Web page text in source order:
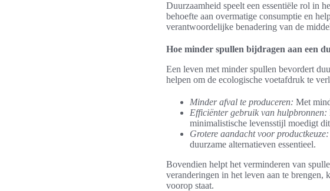
Duurzaamheid speelt een essentiële rol in
behoefte aan overmatige consumptie en
verantwoordelijke benadering van de
Hoe minder spullen bijdragen aan een
Een leven met minder spullen bevordert
helpen om de ecologische voetafdruk te
Minder afval te produceren: Met
Efficiënter gebruik van hulpbronnen:
minimalistische levensstijl moedigt
Grotere aandacht voor productkeuze:
duurzame alternatieven essentieel.
Bovendien helpt het verminderen van
veranderingen in het leven aan te brengen,
voorop staat.